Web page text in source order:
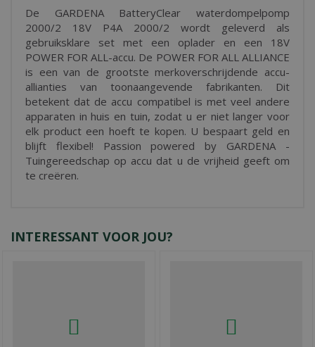
De GARDENA BatteryClear waterdompelpomp
2000/2 18V P4A 2000/2 wordt geleverd als
gebruiksklare set met een oplader en een 18V
POWER FOR ALL-accu. De POWER FOR ALL ALLIANCE
is een van de grootste merkoverschrijdende accu-
allianties van toonaangevende fabrikanten. Dit
betekent dat de accu compatibel is met veel andere
apparaten in huis en tuin, zodat u er niet langer voor
elk product een hoeft te kopen. U bespaart geld en
blijft flexibel! Passion powered by GARDENA -
Tuingereedschap op accu dat u de vrijheid geeft om
te creëren.
INTERESSANT VOOR JOU?